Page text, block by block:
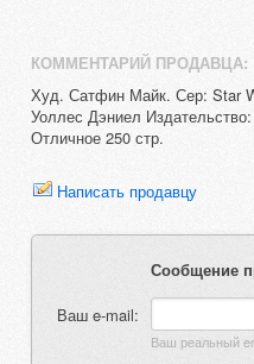
КОММЕНТАРИЙ ПРОДАВЦА:
Худ. Сатфин Майк. Сер: Star
Уоллес Дэниел
Отличное 250 стр.
Написать продавцу
Сообщение
Ваш e-mail: